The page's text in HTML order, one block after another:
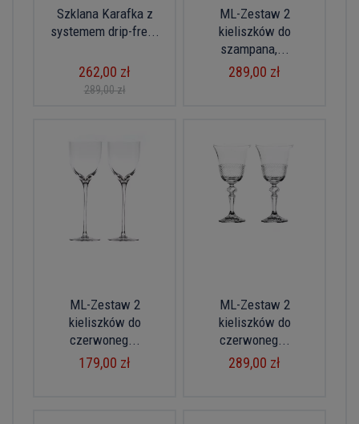
Szklana Karafka z
systemem drip-fre...
262,00 zł
289,00 zł
ML-Zestaw 2
kieliszków do
szampana,...
289,00 zł
ML-Zestaw 2
kieliszków do
czerwoneg...
179,00 zł
ML-Zestaw 2
kieliszków do
czerwoneg...
289,00 zł